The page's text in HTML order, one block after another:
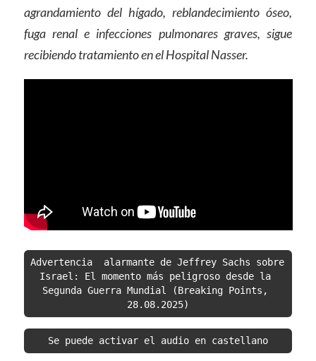
agrandamiento del hígado, reblandecimiento óseo,
fuga renal e infecciones pulmonares graves, sigue
recibiendo tratamiento en el Hospital Nasser.
Advertencia  alarmante de Jeffrey Sachs sobre
Israel: El momento más peligroso desde la
Segunda Guerra Mundial (Breaking Points,
28.08.2025)
Se puede activar el audio en castellano